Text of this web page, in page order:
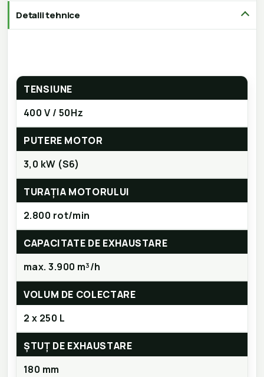
Detalii tehnice
TENSIUNE
400 V / 50Hz
PUTERE MOTOR
3,0 kW (S6)
TURAȚIA MOTORULUI
2.800 rot/min
CAPACITATE DE EXHAUSTARE
max. 3.900 m³/h
VOLUM DE COLECTARE
2 x 250 L
ȘTUȚ DE EXHAUSTARE
180 mm